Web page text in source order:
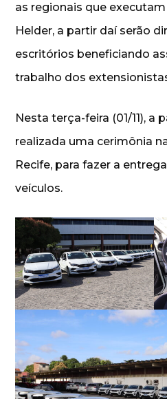
as regionais que
Helder, a partir daí serão
escritórios beneficiando
trabalho dos
Nesta terça-feira (01/11), a
realizada uma cerimônia
Recife, para fazer a
veículos.